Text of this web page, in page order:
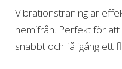
Vibrationsträning är
hemifrån. Perfekt för
snabbt och få igång ett